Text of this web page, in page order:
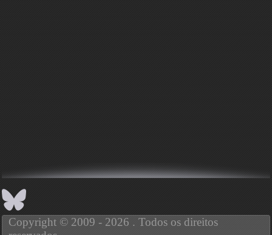
Copyright © 2009 - 2026 . Todos os direitos